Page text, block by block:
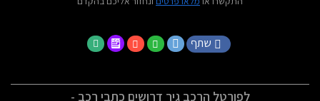
שתף
לפורטל הרכב גיר דרושים כתבי רכב -